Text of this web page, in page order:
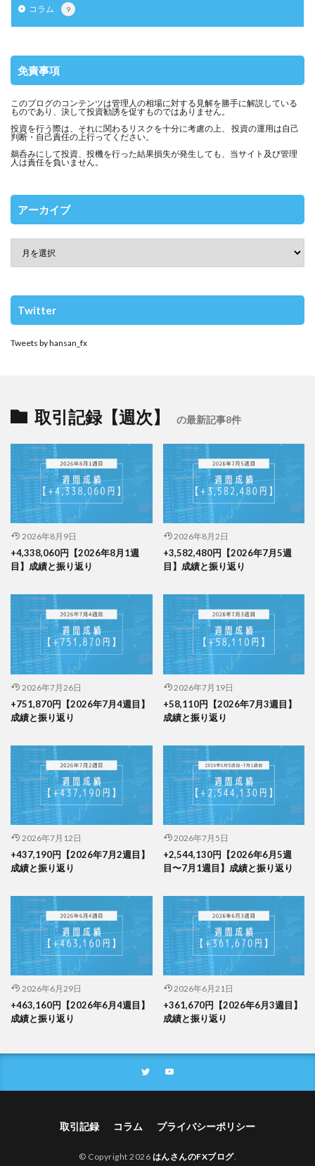
コラム 9
免責事項
このブログのコンテンツは管理人の相場に対する見解を勝手に解説している
ものであり、決して投資勧誘を促すものではありません。
投資を行う際は、それに関わるリスクを十分に考慮の上、 投資の運用は自己
判断・自己責任の上行ってください。
鵜呑みにして投資、投機を行った結果損失が発生しても、当サイト及び管理
人は責任を負いません。
アーカイブ
Twitter
Tweets by hansan_fx
取引記録【週次】 の最新記事8件
2026年8月9日
+4,338,060円【2026年8月1週
目】成績と振り返り
2026年8月2日
+3,582,480円【2026年7月5週
目】成績と振り返り
2026年7月26日
+751,870円【2026年7月4週目】
成績と振り返り
2026年7月19日
+58,110円【2026年7月3週目】
成績と振り返り
2026年7月12日
+437,190円【2026年7月2週目】
成績と振り返り
2026年7月5日
+2,544,130円【2026年6月5週
目〜7月1週目】成績と振り返り
2026年6月29日
+463,160円【2026年6月4週目】
成績と振り返り
2026年6月21日
+361,670円【2026年6月3週目】
成績と振り返り
取引記録 コラム プライバシーポリシー
© Copyright 2026 はんさんのFXブログ.